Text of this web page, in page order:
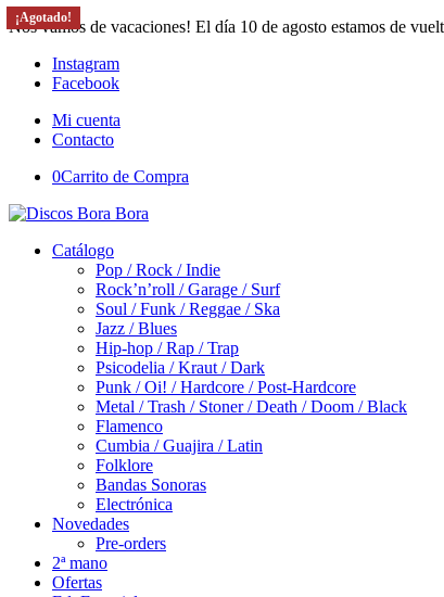
Nos vamos de vacaciones! El día 10 de agosto estamos de
Instagram
Facebook
Mi cuenta
Contacto
0Carrito de Compra
Catálogo
Pop / Rock / Indie
Rock’n’roll / Garage / Surf
Soul / Funk / Reggae / Ska
Jazz / Blues
Hip-hop / Rap / Trap
Psicodelia / Kraut / Dark
Punk / Oi! / Hardcore / Post-Hardcore
Metal / Trash / Stoner / Death / Doom / Black
Flamenco
Cumbia / Guajira / Latin
Folklore
Bandas Sonoras
Electrónica
Novedades
Pre-orders
2ª mano
Ofertas
¡Agotado!
¡Agotado!
¡Agotado!